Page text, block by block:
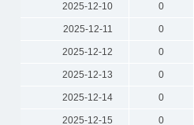
2025-12-10 0
2025-12-11 0
2025-12-12 0
2025-12-13 0
2025-12-14 0
2025-12-15 0